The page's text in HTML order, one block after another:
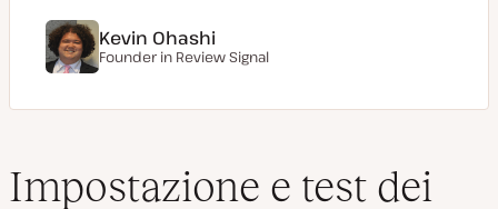
Kevin Ohashi
Founder in Review Signal
Impostazione e test dei